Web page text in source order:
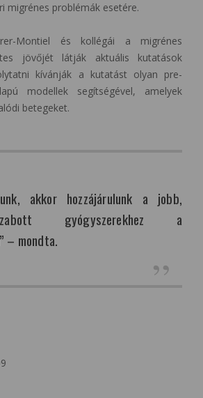
migrénes problémák esetére.
Montiel és kollégái a migrénes
jövőjét látják aktuális kutatások
kívánják a kutatást olyan pre-
modellek segítségével, amelyek
betegeket.
akkor hozzájárulunk a jobb,
gyógyszerekhez a
– mondta.